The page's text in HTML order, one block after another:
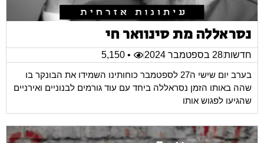
נסראללה מת סינוואר חי
חדשות28 בספטמבר 2024
• 5,150
בערב יום שישי ה27 לספטמבר כוחותינו השמידו את הבונקר בו
שהה באותו הזמן נסראללה ביחד עם עוד גורמים לבנוניים ואירניים
שהגיעו לפגוש אותו